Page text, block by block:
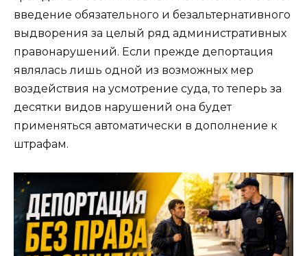
введение обязательного и безальтернативного
выдворения за целый ряд административных
правонарушений. Если прежде депортация
являлась лишь одной из возможных мер
воздействия на усмотрение суда, то теперь за
десятки видов нарушений она будет
применяться автоматически в дополнение к
штрафам.